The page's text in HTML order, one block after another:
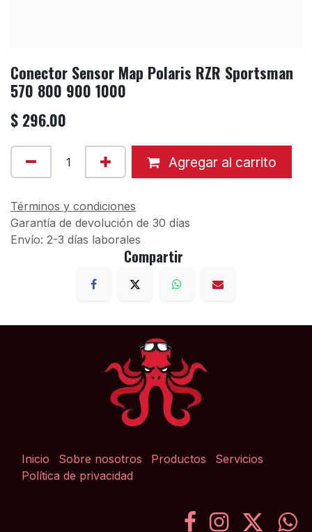
Conector Sensor Map Polaris RZR Sportsman
570 800 900 1000
$ 296.00
Agregar al carrito
Términos y condiciones
Garantía de devolución de 30 días
Envío: 2-3 días laborales
Compartir
Inicio Sobre nosotros Productos
Servicios
Política de privacidad